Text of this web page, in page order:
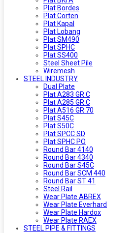
Plat Bordes
Plat Corten
Plat Kapal
Plat Lobang
Plat SM490
Plat SPHC
Plat SS400
Steel Sheet Pile
Wiremesh
STEEL INDUSTRY
Dual Plate
Plat A283 GR C
Plat A285 GR C
Plat A516 GR 70
Plat S45C
Plat S50C
Plat SPCC SD
Plat SPHC PO
Round Bar 4140
Round Bar 4340
Round Bar S45C
Round Bar SCM 440
Round Bar ST 41
Steel Rail
Wear Plate ABREX
Wear Plate Everhard
Wear Plate Hardox
Wear Plate RAEX
STEEL PIPE & FITTINGS